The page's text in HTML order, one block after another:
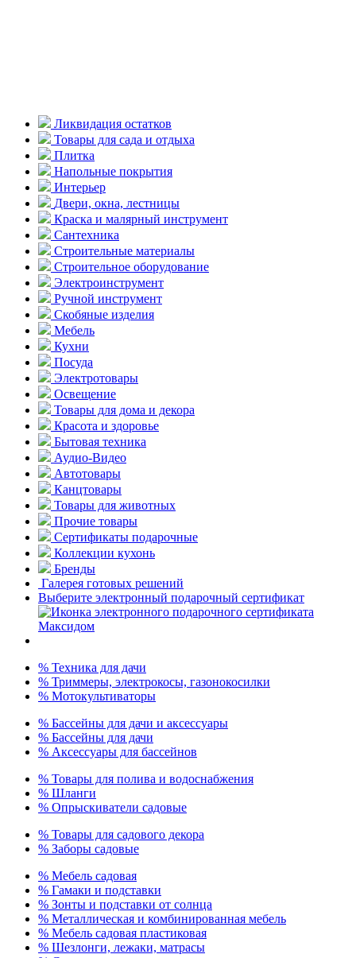
Ликвидация остатков
Товары для сада и отдыха
Плитка
Напольные покрытия
Интерьер
Двери, окна, лестницы
Краска и малярный инструмент
Сантехника
Строительные материалы
Строительное оборудование
Электроинструмент
Ручной инструмент
Скобяные изделия
Мебель
Кухни
Посуда
Электротовары
Освещение
Товары для дома и декора
Красота и здоровье
Бытовая техника
Аудио-Видео
Автотовары
Канцтовары
Товары для животных
Прочие товары
Сертификаты подарочные
Коллекции кухонь
Бренды
Галерея готовых решений
Выберите электронный подарочный сертификат
% Техника для дачи
% Триммеры, электрокосы, газонокосилки
% Мотокультиваторы
% Бассейны для дачи и аксессуары
% Бассейны для дачи
% Аксессуары для бассейнов
% Товары для полива и водоснабжения
% Шланги
% Опрыскиватели садовые
% Товары для садового декора
% Заборы садовые
% Мебель садовая
% Гамаки и подставки
% Зонты и подставки от солнца
% Металлическая и комбинированная мебель
% Мебель садовая пластиковая
% Шезлонги, лежаки, матрасы